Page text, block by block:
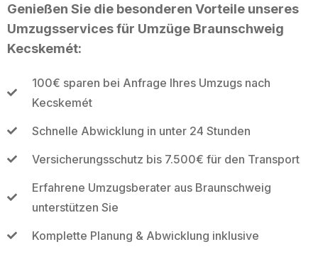
Genießen Sie die besonderen Vorteile unseres
Umzugsservices für Umzüge Braunschweig
Kecskemét:
100€ sparen bei Anfrage Ihres Umzugs nach
Kecskemét
Schnelle Abwicklung in unter 24 Stunden
Versicherungsschutz bis 7.500€ für den Transport
Erfahrene Umzugsberater aus Braunschweig
unterstützen Sie
Komplette Planung & Abwicklung inklusive